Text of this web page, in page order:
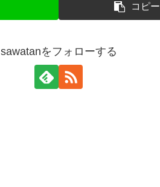
コピー
sawatanをフォローする